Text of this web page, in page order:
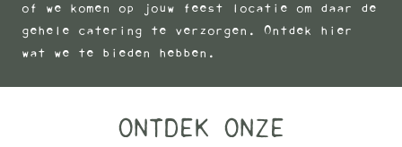
of we komen op jouw feest locatie om daar de
gehele catering te verzorgen. Ontdek hier
wat we te bieden hebben.
ONTDEK ONZE